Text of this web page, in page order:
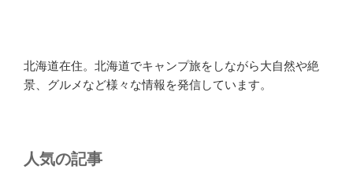
北海道在住。北海道でキャンプ旅をしながら大自然や絶
景、グルメなど様々な情報を発信しています。
人気の記事